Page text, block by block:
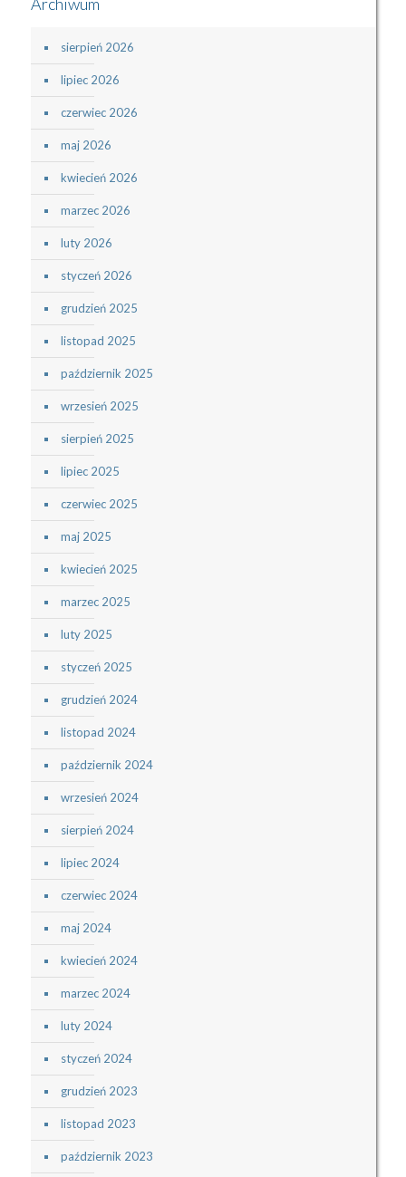
sierpień 2026
lipiec 2026
czerwiec 2026
maj 2026
kwiecień 2026
marzec 2026
luty 2026
styczeń 2026
grudzień 2025
listopad 2025
październik 2025
wrzesień 2025
sierpień 2025
lipiec 2025
czerwiec 2025
maj 2025
kwiecień 2025
marzec 2025
luty 2025
styczeń 2025
grudzień 2024
listopad 2024
październik 2024
wrzesień 2024
sierpień 2024
lipiec 2024
czerwiec 2024
maj 2024
kwiecień 2024
marzec 2024
luty 2024
styczeń 2024
grudzień 2023
listopad 2023
październik 2023